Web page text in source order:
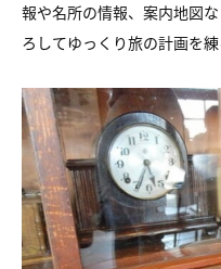
報や名所の情報、案内地図
ろしてゆっくり旅の計画を練